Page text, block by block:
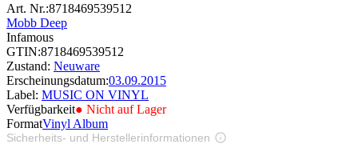
Art. Nr.:8718469539512
Mobb Deep
Infamous
GTIN:8718469539512
Zustand: Neuware
Erscheinungsdatum:03.09.2015
Label: MUSIC ON VINYL
Verfügbarkeit● Nicht auf Lager
FormatVinyl Album
Sicherheits- und Herstellerinformationen